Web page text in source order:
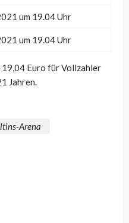
um 19.04 Uhr
um 19.04 Uhr
Euro für Vollzahler
Jahren.
Arena